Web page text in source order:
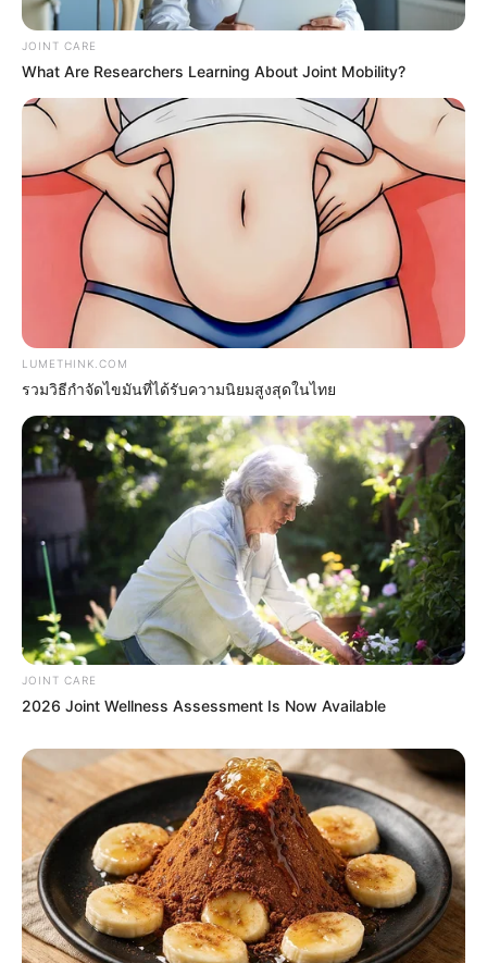
The Videos Of Hillary Clinton That Stunned Everyone
BUZZDAY
Sex Can Last 3 Hours Without Viagra, Try This
Recipe!
BOOSTARO
If You Owe $20,000 Across 4 Credit Cards, Stop
Sending 4 Separate Checks
JG WENTWORTH
JOINT CARE
What Are Researchers Learning About Joint Mobility?
LUMETHINK.COM
รวมวิธีกำจัดไขมันที่ได้รับความนิยมสูงสุดในไทย
JOINT CARE
2026 Joint Wellness Assessment Is Now Available